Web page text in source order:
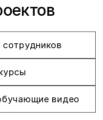
видео